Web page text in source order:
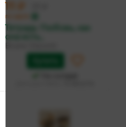
111 ₽
по карте
Тетрадь 'Любовь, как
она есть...